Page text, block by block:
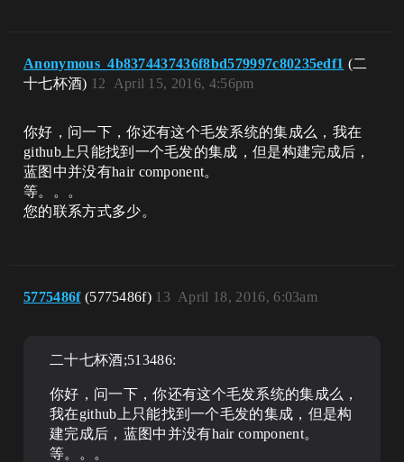
Anonymous_4b8374437436f8bd579997c80235edf1 (二
十七杯酒)
April 15, 2016, 4:56pm
12
你好，问一下，你还有这个毛发系统的集成么，我在
github上只能找到一个毛发的集成，但是构建完成后，
蓝图中并没有hair component。
等。。。
您的联系方式多少。
5775486f (5775486f) April 18, 2016, 6:03am
13
二十七杯酒;513486:
你好，问一下，你还有这个毛发系统的集成么，
我在github上只能找到一个毛发的集成，但是构
建完成后，蓝图中并没有hair component。
等。。。